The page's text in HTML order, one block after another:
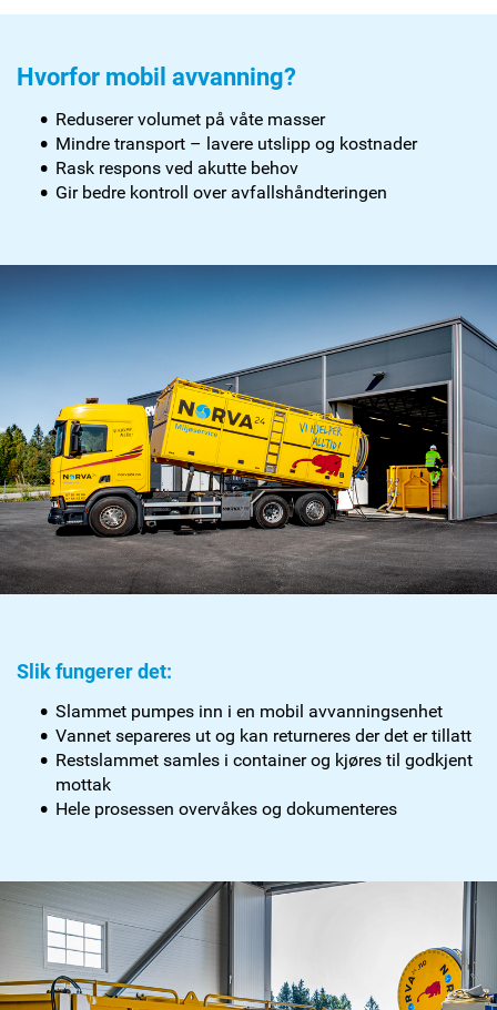
Hvorfor mobil avvanning?
Reduserer volumet på våte masser
Mindre transport – lavere utslipp og kostnader
Rask respons ved akutte behov
Gir bedre kontroll over avfallshåndteringen
Slik fungerer det:
Slammet pumpes inn i en mobil avvanningsenhet
Vannet separeres ut og kan returneres der det er tillatt
Restslammet samles i container og kjøres til godkjent
mottak
Hele prosessen overvåkes og dokumenteres